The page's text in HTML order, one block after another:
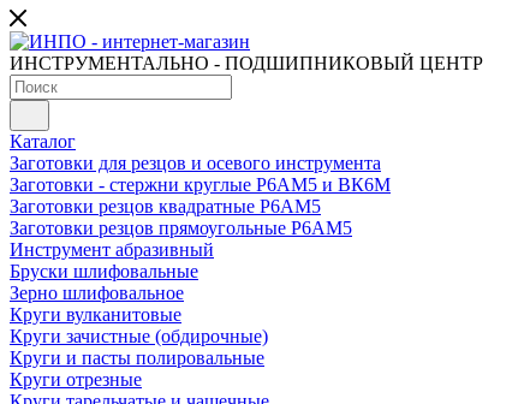
ИНСТРУМЕНТАЛЬНО - ПОДШИПНИКОВЫЙ ЦЕНТР
Каталог
Заготовки для резцов и осевого инструмента
Заготовки - стержни круглые Р6АМ5 и ВК6М
Заготовки резцов квадратные Р6АМ5
Заготовки резцов прямоугольные Р6АМ5
Инструмент абразивный
Бруски шлифовальные
Зерно шлифовальное
Круги вулканитовые
Круги зачистные (обдирочные)
Круги и пасты полировальные
Круги отрезные